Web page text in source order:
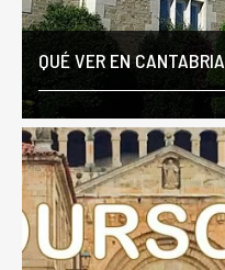
QUÉ VER EN CANTABRIA